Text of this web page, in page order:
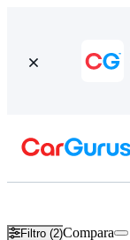
Filtro (2)Compara